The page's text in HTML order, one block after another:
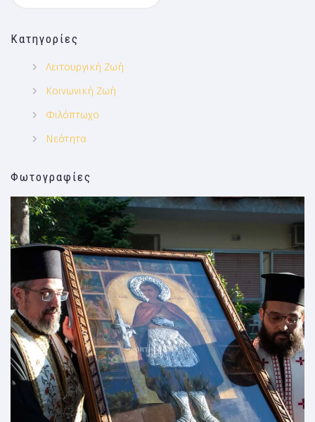
Κατηγορίες
Λειτουργική Ζωή
Κοινωνική Ζωή
Φιλόπτωχο
Νεότητα
Φωτογραφίες